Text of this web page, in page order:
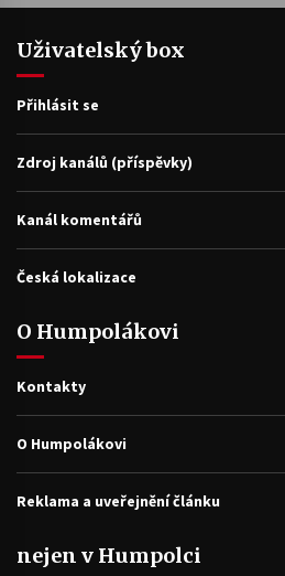
Uživatelský box
Přihlásit se
Zdroj kanálů (příspěvky)
Kanál komentářů
Česká lokalizace
O Humpolákovi
Kontakty
O Humpolákovi
Reklama a uveřejnění článku
nejen v Humpolci